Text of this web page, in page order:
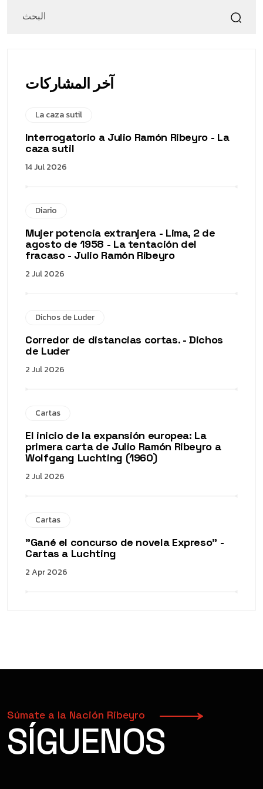
آخر المشاركات
La caza sutil
Interrogatorio a Julio Ramón Ribeyro - La
caza sutil
14 Jul 2026
Diario
Mujer potencia extranjera - Lima, 2 de
agosto de 1958 - La tentación del
fracaso - Julio Ramón Ribeyro
2 Jul 2026
Dichos de Luder
Corredor de distancias cortas. - Dichos
de Luder
2 Jul 2026
Cartas
El inicio de la expansión europea: La
primera carta de Julio Ramón Ribeyro a
Wolfgang Luchting (1960)
2 Jul 2026
Cartas
"Gané el concurso de novela Expreso" -
Cartas a Luchting
2 Apr 2026
Súmate a la Nación Ribeyro
SÍGUENOS